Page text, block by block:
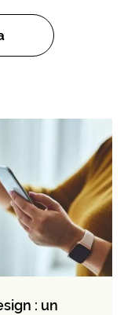
: un